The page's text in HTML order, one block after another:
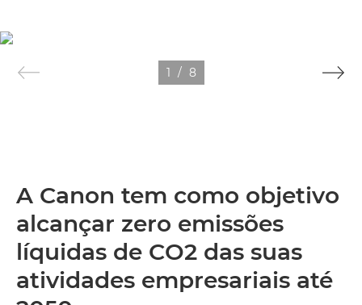
1 / 8
A Canon tem como objetivo
alcançar zero emissões
líquidas de CO2 das suas
atividades empresariais até